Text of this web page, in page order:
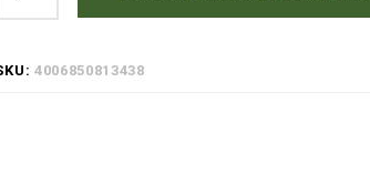
4006850813438